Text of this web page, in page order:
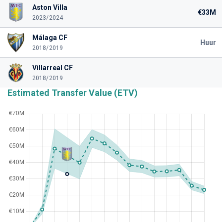
Aston Villa
2023/2024
€33M
Málaga CF
2018/2019
Huur
Villarreal CF
2018/2019
Estimated Transfer Value (ETV)